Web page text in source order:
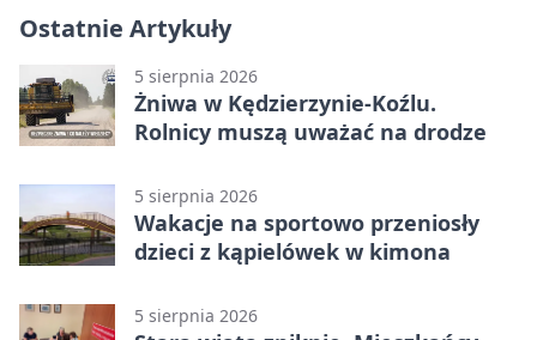
Ostatnie Artykuły
5 sierpnia 2026
Żniwa w Kędzierzynie-Koźlu.
Rolnicy muszą uważać na drodze
5 sierpnia 2026
Wakacje na sportowo przeniosły
dzieci z kąpielówek w kimona
5 sierpnia 2026